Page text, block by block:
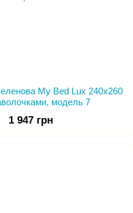
My Bed Lux 240x260
модель 7
1 947 грн